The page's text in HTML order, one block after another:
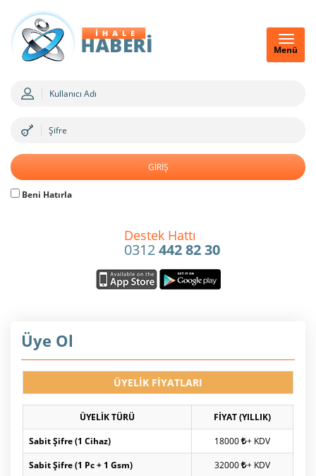
Menü
Beni Hatırla
Destek Hattı
0312442 82 30
Üye Ol
ÜYELİK FİYATLARI
ÜYELİK TÜRÜ
FİYAT (YILLIK)
Sabit Şifre (1 Cihaz)
18000 + KDV
Sabit Şifre (1 Pc + 1 Gsm)
32000 + KDV